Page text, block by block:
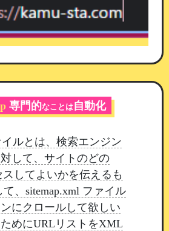
後などに後から追加された当
ても
「○○さんが本日出勤し
場合がございました。
後から追加された出勤情報は
が追加されました」として
ります。
す」の判定基準
期設定 7:00）の時点で当日の
るスタッフのみが、「本日出
象となります。
に登録：「○○さんが本日出勤
専門的なことは自動化
ルとは、検索エンジン
して、サイトのどの
してよいかを伝えるも
、sitemap.xml ファイル
にクロールして欲しい
めにURLリストをXML